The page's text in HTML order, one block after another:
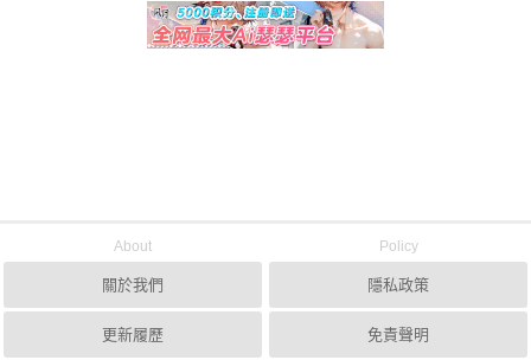
About
關於我們
更新履歷
Policy
隱私政策
免責聲明